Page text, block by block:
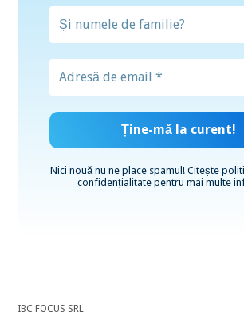
Nici nouă nu ne place spamul! Citește
confidențialitatepentru mai multe
IBC FOCUS SRL